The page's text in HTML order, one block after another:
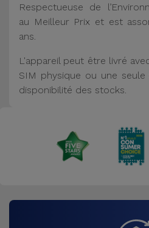
Respectueuse de
au Meilleur Prix et est
ans.
L'appareil peut être livré
SIM physique ou une
disponibilité des stocks.